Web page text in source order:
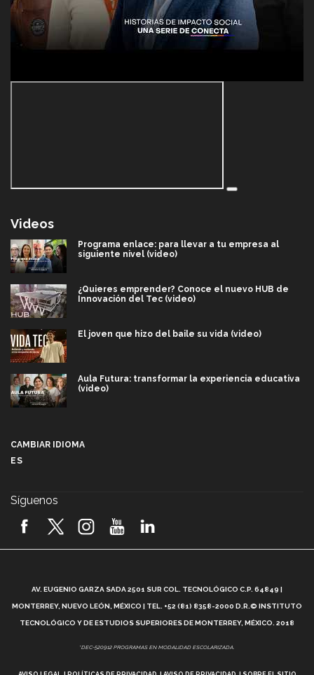
Videos
Programa enlace: para llevar a tu empresa al
siguiente nivel (video)
¿Quieres emprender? Conoce el nuevo HUB de
Innovación del Tec (video)
El joven que hizo del baile su vida (video)
Aula Futura: transformar la experiencia educativa
(video)
2026! (video)
¿Cómo es el Modelo Educativo Tec? (video)
Vida Tec: Feminismo e Inteligencia Artificial, Paola
CAMBIAR IDIOMA
ES
Síguenos
AV. EUGENIO GARZA SADA 2501 SUR COL. TECNOLÓGICO C.P. 64849 |
MONTERREY, NUEVO LEÓN, MÉXICO | TEL. +52 (81) 8358-2000 D.R.© INSTITUTO
TECNOLÓGICO Y DE ESTUDIOS SUPERIORES DE MONTERREY, MÉXICO. 2018
*DEC-520912 PROGRAMAS EN MODALIDAD ESCOLARIZADA.